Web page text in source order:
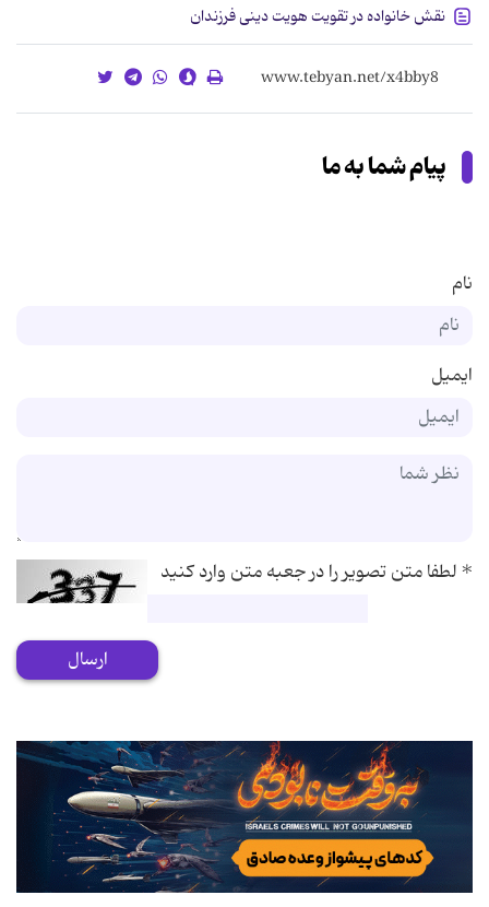
نقش خانواده در تقویت هویت دینی فرزندان
پیام شما به ما
نام
ایمیل
*لطفا متن تصویر را در جعبه متن وارد کنید
ارسال